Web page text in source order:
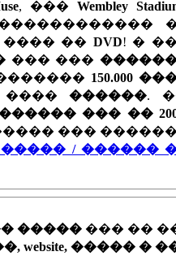
, ��� Wembley
�� DVD! �
��� ���
150.000
������.
��� ��
����� ���
/ ������
����� ��� ��
����� �